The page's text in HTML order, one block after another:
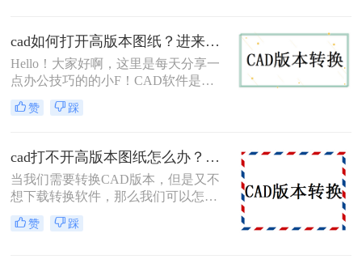
cad如何打开高版本图纸？进来教你3个版本转换解决问题~
Hello！大家好啊，这里是每天分享一
点办公技巧的的小F！CAD软件是一
款广泛应用于建筑设计、机械设计等
领域的软件，用户可以通过自己的电
绘图、编辑等操作。然而，有时我们
可能会遇到高版本 CAD 图纸打不开
的情况，这是什么原因呢？又有哪些
解决方法呢？
赞 踩
cad打不开高版本图纸怎么办？教你三种打开方法！
当我们需要转换CAD版本，但是又不
想下载转换软件，那么我们可以怎么
做呢？可以使用在线有时候不得不感
叹，CAD行业真的很神奇，大家每天
赞 踩